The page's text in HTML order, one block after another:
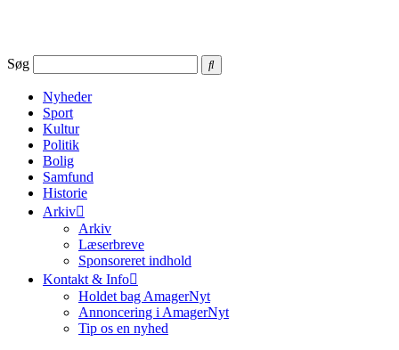
Søg
Nyheder
Sport
Kultur
Politik
Bolig
Samfund
Historie
Arkiv
Arkiv
Læserbreve
Sponsoreret indhold
Kontakt & Info
Holdet bag AmagerNyt
Annoncering i AmagerNyt
Tip os en nyhed